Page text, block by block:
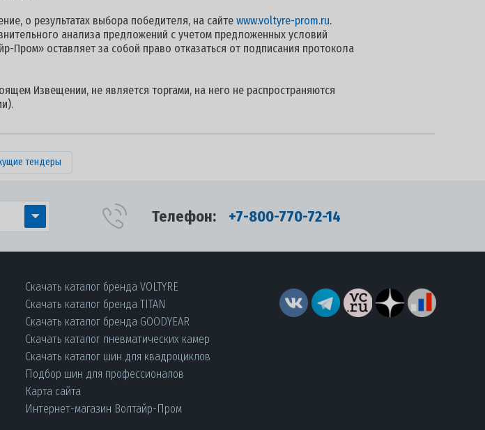
о результатах выбора победителя, на сайте www.voltyre-prom.ru.
анализа предложений с учетом предложенных условий
оставляет за собой право отказаться от подписания протокола
Извещении, не является торгами, на него не распространяются
тендеры
Телефон: +7-800-770-72-14
Скачать каталог бренда VOLTYRE
Скачать каталог бренда TITAN
Скачать каталог бренда GOODYEAR
Скачать каталог пневматических камер
Скачать каталог шин для квадроциклов
Подбор шин для профессионалов
Карта сайта
Интернет-магазин Волтайр-Пром